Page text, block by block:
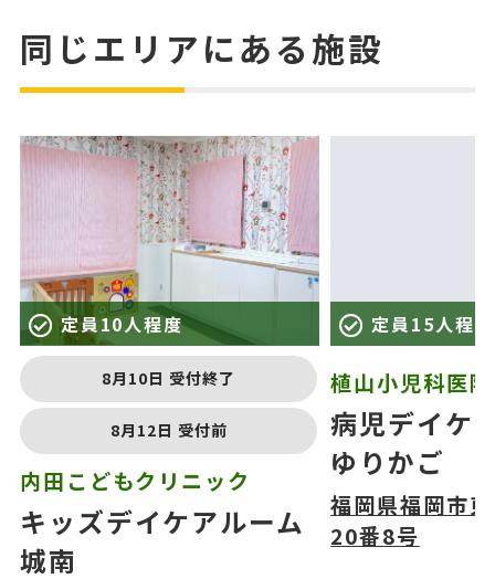
同じエリアにある施設
定員10人程度
8月10日 受付終了
8月12日 受付前
内田こどもクリニック
キッズデイケアルーム
城南
定員15人程度
植山小児科医院
病児デイ
ゆりかご
福岡県福岡市
20番8号